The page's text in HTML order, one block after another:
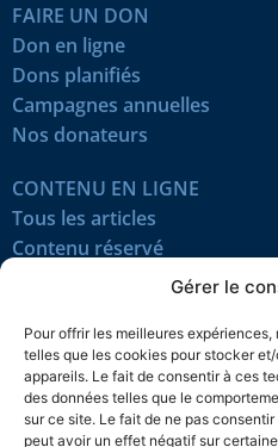
Gérer le
Pour offrir les meilleures
telles que les cookies pour stocker
appareils. Le fait de consentir à ces
des données telles que le
sur ce site. Le fait de ne pas
peut avoir un effet négatif sur
FAIRE UN DON
Don en ligne
Dons planifiés
Campagnes annuelles
Nos donateurs
CONTENU EN LIGNE
Tous les articles
Contenu réservé
SUIVEZ-NOUS